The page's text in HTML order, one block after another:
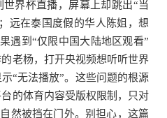
界杯直播，屏幕上却跳出“当
远在泰国度假的华人陈姐，想
遇到“仅限中国大陆地区观看”
老杨，打开央视频想听听世界
“无法播放”。这些问题的根源
的体育内容受版权限制，只对
然被挡在门外。别担心，这篇